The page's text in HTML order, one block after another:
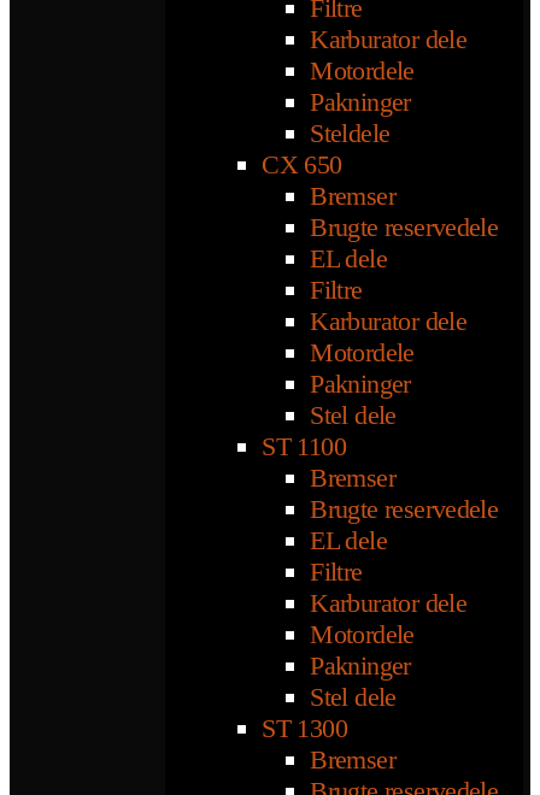
Filtre
Karburator dele
Motordele
Pakninger
Steldele
CX 650
Bremser
Brugte reservedele
EL dele
Filtre
Karburator dele
Motordele
Pakninger
Stel dele
ST 1100
Bremser
Brugte reservedele
EL dele
Filtre
Karburator dele
Motordele
Pakninger
Stel dele
ST 1300
Bremser